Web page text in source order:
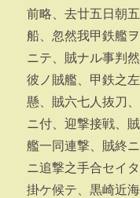
前略、去廿五日朝
船、忽然我甲鉄艦
ニテ、賊ナル事判
彼ノ賊艦、甲鉄之
懸、賊六七人抜刀
ニ付、迎撃接戦、
艦一同連撃、賊終
ニ追撃之手合セイ
掛ケ候テ、黒崎近